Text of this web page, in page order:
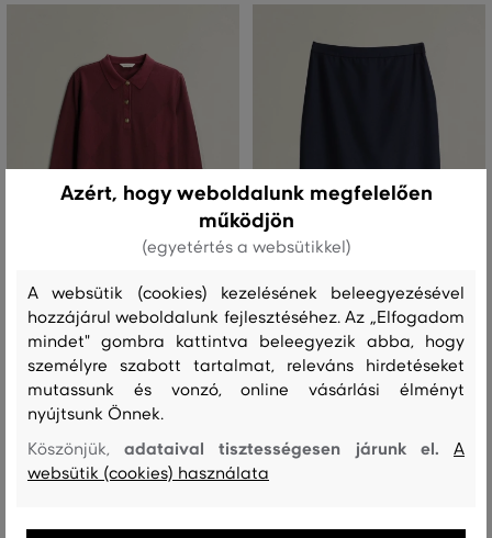
ÚJDONSÁG
PÓLÓ GANT ARGYLE LS POLO
Elérhető méretek:
S, M, L , XL +1 további
ÚJDONSÁG
SZOKNYA GANT WOOL BLEND
PENCIL SKIRT
77 990 Ft
Elérhető méretek:
Azért, hogy weboldalunk megfelelően
működjön
(egyetértés a websütikkel)
A websütik (cookies) kezelésének beleegyezésével
hozzájárul weboldalunk fejlesztéséhez. Az „Elfogadom
mindet" gombra kattintva beleegyezik abba, hogy
személyre szabott tartalmat, releváns hirdetéseket
mutassunk és vonzó, online vásárlási élményt
nyújtsunk Önnek.
Köszönjük,adataival tisztességesen járunk el.A
websütik (cookies) használata